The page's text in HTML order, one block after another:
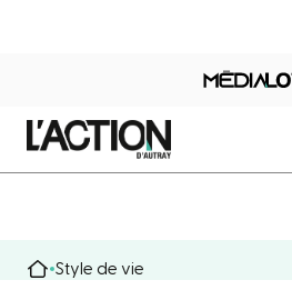
Style de vie